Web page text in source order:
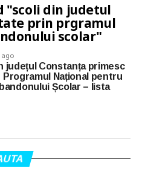
"scoli din judetul
prin prgramul
scolar"
ago
județul Constanța primesc
Programul Național pentru
Școlar – lista